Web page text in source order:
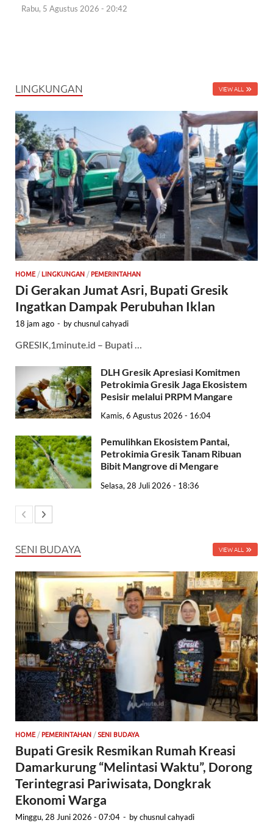
Rabu, 5 Agustus 2026 - 20:42
LINGKUNGAN VIEW ALL
HOME / LINGKUNGAN / PEMERINTAHAN
Di Gerakan Jumat Asri, Bupati Gresik
Ingatkan Dampak Perubuhan Iklan
18 jam ago - bychusnul cahyadi
GRESIK,1minute.id – Bupati …
DLH Gresik Apresiasi Komitmen
Petrokimia Gresik Jaga Ekosistem
Pesisir melalui PRPM Mangare
Kamis, 6 Agustus 2026 - 16:04
Pemulihkan Ekosistem Pantai,
Petrokimia Gresik Tanam Ribuan
Bibit Mangrove di Mengare
Selasa, 28 Juli 2026 - 18:36
SENI BUDAYA VIEW ALL
HOME / PEMERINTAHAN / SENI BUDAYA
Bupati Gresik Resmikan Rumah Kreasi
Damarkurung “Melintasi Waktu”, Dorong
Terintegrasi Pariwisata, Dongkrak
Ekonomi Warga
Minggu, 28 Juni 2026 - 07:04 - bychusnul cahyadi